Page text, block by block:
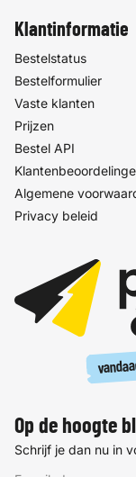
Klantinformatie
Bestelstatus
Bestelformulier
Vaste klanten
Prijzen
Bestel API
Algemene
Privacy beleid
Op de hoogte
Schrijf je dan nu in